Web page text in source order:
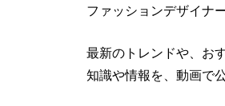
ファッションデザイナ
最新のトレンドや、お
知識や情報を、動画で